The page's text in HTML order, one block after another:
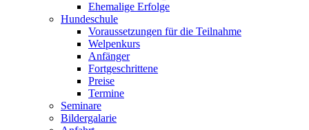
Ehemalige Erfolge
Hundeschule
Voraussetzungen für die Teilnahme
Welpenkurs
Anfänger
Fortgeschrittene
Preise
Termine
Seminare
Bildergalarie